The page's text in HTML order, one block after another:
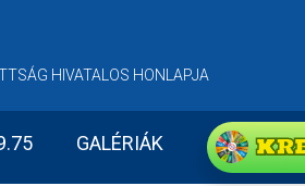
HIVATALOS HONLAPJA
GALÉRIÁK